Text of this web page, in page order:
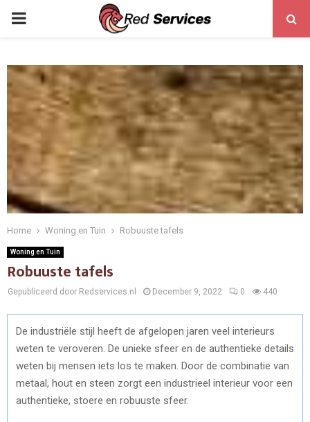
PRIMARY
Home Woning en Tuin Robuuste tafels
Woning en Tuin
Robuuste tafels
Gepubliceerd door Redservices.nl December 9, 2022 0 440
De industriële stijl heeft de afgelopen jaren veel interieurs
weten te veroveren. De unieke sfeer en de authentieke details
weten bij mensen iets los te maken. Door de combinatie van
metaal, hout en steen zorgt een industrieel interieur voor een
authentieke, stoere en robuuste sfeer.